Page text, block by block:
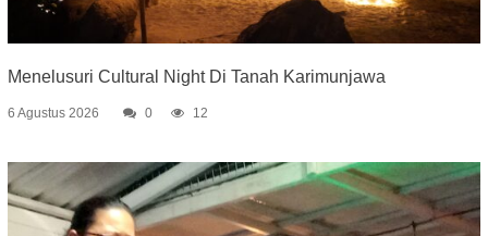
Menelusuri Cultural Night Di Tanah Karimunjawa
6 Agustus 2026 0 12